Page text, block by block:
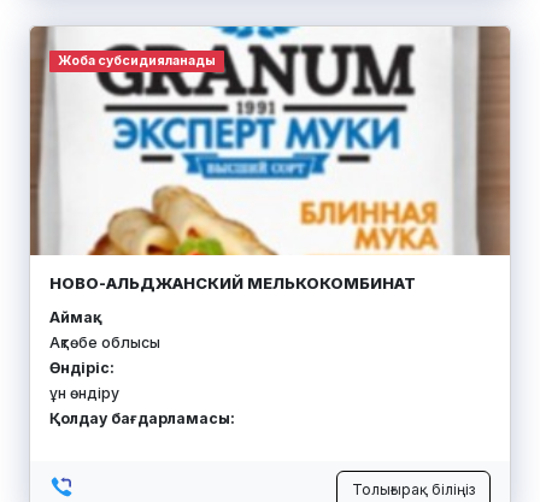
Жоба субсидияланады
НОВО-АЛЬДЖАНСКИЙ МЕЛЬКОКОМБИНАТ
Аймақ:
Ақтөбе облысы
Өндіріс:
ұн өндіру
Қолдау бағдарламасы:
Толығырақ біліңіз